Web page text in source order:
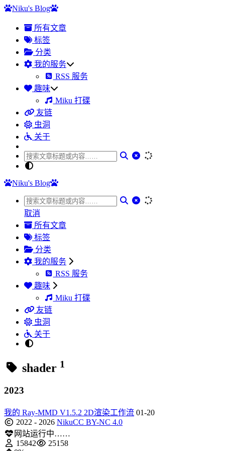
Niku's Blog
所有文章
标签
分类
我的服务
RSS 服务
趣味
Miku 打碟
友链
虫洞
关于
Niku's Blog
取消
所有文章
标签
分类
我的服务
RSS 服务
趣味
Miku 打碟
友链
虫洞
关于
shader 1
2023
我的 Ray-MMD V1.5.2 2D渲染工作流 01-20
2022 - 2026 NikuCC BY-NC 4.0
网站运行中……
15842
25158